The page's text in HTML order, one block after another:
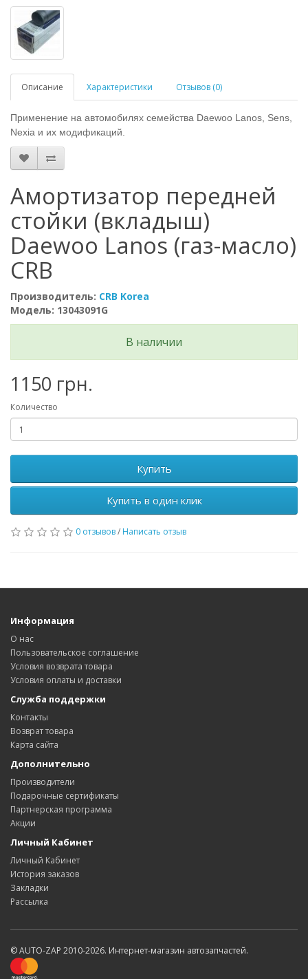
Описание Характеристики Отзывов (0)
Применение на автомобилях семейства Daewoo Lanos, Sens,
Nexia и их модификаций.
Амортизатор передней
стойки (вкладыш)
Daewoo Lanos (газ-масло)
CRB
Производитель: CRB Korea
Модель: 13043091G
В наличии
1150 грн.
Количество
Купить
Купить в один клик
0 отзывов/ Написать отзыв
Информация
О нас
Пользовательское соглашение
Условия возврата товара
Условия оплаты и доставки
Служба поддержки
Контакты
Возврат товара
Карта сайта
Дополнительно
Производители
Подарочные сертификаты
Партнерская программа
Акции
Личный Кабинет
Личный Кабинет
История заказов
Закладки
Рассылка
© AUTO-ZAP 2010-2026. Интернет-магазин автозапчастей.